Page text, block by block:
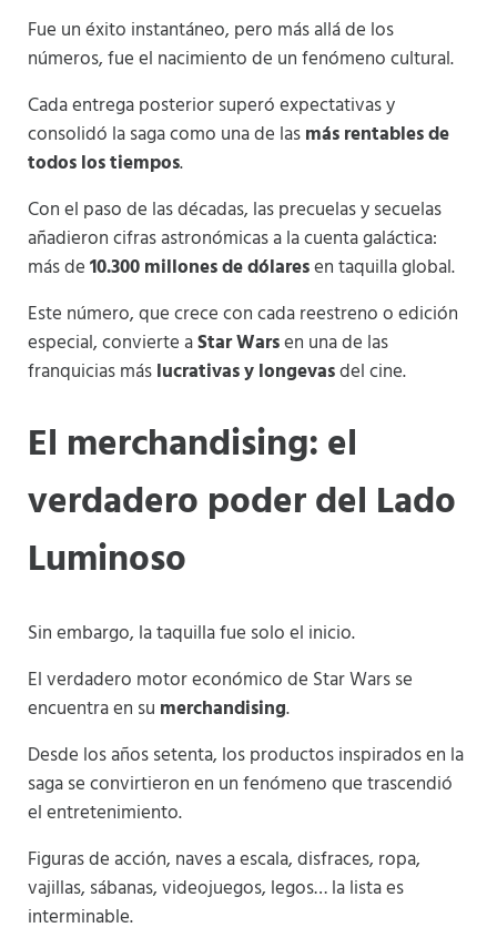
Fue un éxito instantáneo, pero más allá de los
números, fue el nacimiento de un fenómeno cultural.
Cada entrega posterior superó expectativas y
consolidó la saga como una de lasmás rentables de
todos los tiempos.
Con el paso de las décadas, las precuelas y secuelas
añadieron cifras astronómicas a la cuenta galáctica:
más de10.300 millones de dólaresen taquilla global.
Este número, que crece con cada reestreno o edición
especial, convierte aStar Warsen una de las
franquicias máslucrativas y longevasdel cine.
El merchandising: el
verdadero poder del Lado
Luminoso
Sin embargo, la taquilla fue solo el inicio.
El verdadero motor económico de Star Wars se
encuentra en su merchandising.
Desde los años setenta, los productos inspirados en la
saga se convirtieron en un fenómeno que trascendió
el entretenimiento.
Figuras de acción, naves a escala, disfraces, ropa,
vajillas, sábanas, videojuegos, legos… la lista es
interminable.